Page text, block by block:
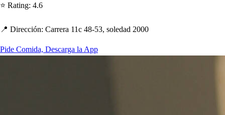
⭐ Rating: 4.6
📍 Dirección: Carrera 11c 48-53, soledad 2000
Pide Comida, Descarga la App